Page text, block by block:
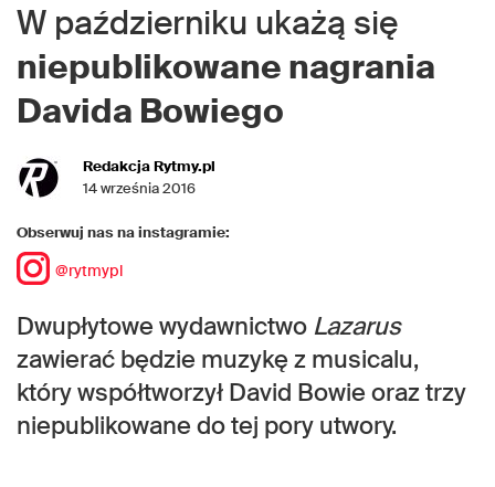
W październiku ukażą się
niepublikowane nagrania
Davida Bowiego
Redakcja Rytmy.pl
14 września 2016
Obserwuj nas na instagramie:
@rytmypl
Dwupłytowe wydawnictwo Lazarus
zawierać będzie muzykę z musicalu,
który współtworzył David Bowie oraz trzy
niepublikowane do tej pory utwory.